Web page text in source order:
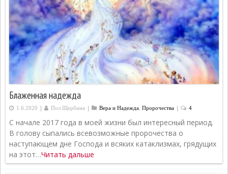
Блаженная надежда
1.6.2020 | Пол Щербина | Вера и Надежда, Пророчества | 4
С начале 2017 года в моей жизни был интересный период.
В голову сыпались всевозможные пророчества о
наступающем дне Господа и всяких катаклизмах, грядущих
на этот…Читать дальше